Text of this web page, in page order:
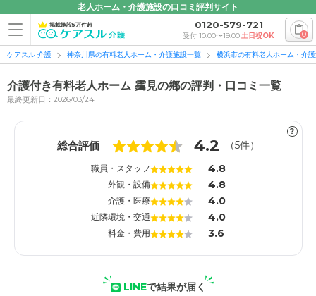
老人ホーム・介護施設の口コミ評判サイト
掲載施設5万件超 0120-579-721
受付 10:00〜19:00土日祝OK 0
ケアスル 介護 神奈川県の有料老人ホーム・介護施設一覧 横浜市の有料老人ホーム・介
介護付き有料老人ホーム 靎見の鄕の評判・口コミ一覧
最終更新日：2026/03/24
?
総合評価 4.2 （5件）
職員・スタッフ 4.8
外観・設備 4.8
介護・医療 4.0
近隣環境・交通 4.0
料金・費用 3.6
LINEで結果が届く